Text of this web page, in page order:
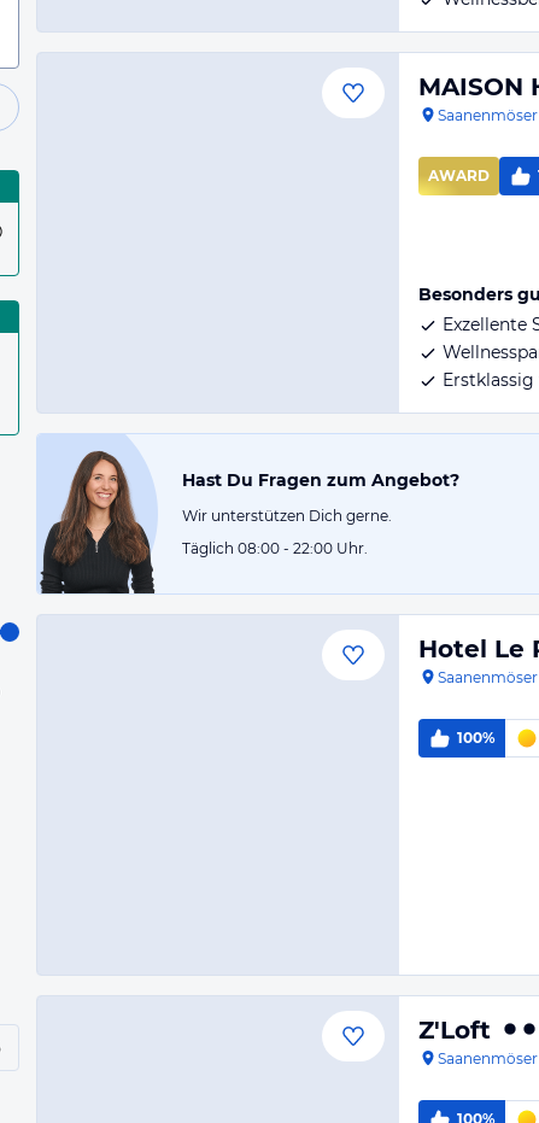
MAISON
Saanenmöser
AWARD
Besonders
Exzellente
Hast Du Fragen zum Angebot?
Wir unterstützen Dich gerne.
Täglich 08:00 - 22:00 Uhr.
Hotel Le
Saanenmöser
100%
Z'Loft
Saanenmöser
100%